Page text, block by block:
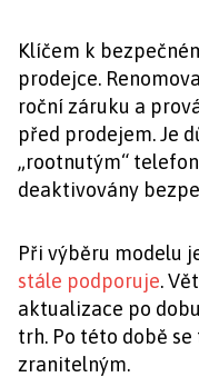
Klíčem k
prodejce.
roční záruku a
před prodejem. Je
„rootnutým“
deaktivovány
Při výběru modelu
stále podporuje.
aktualizace po
trh. Po této době
zranitelným.